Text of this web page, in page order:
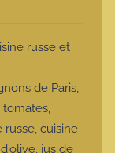
russe et
de Paris,
tomates,
russe, cuisine
, jus de